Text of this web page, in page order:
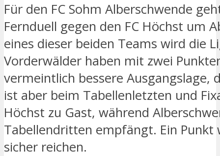
Für den FC Sohm Alberschwende
Fernduell gegen den FC Höchst um
eines dieser beiden Teams wird die
Vorderwälder haben mit zwei
vermeintlich bessere Ausgangslage,
ist aber beim Tabellenletzten und
Höchst zu Gast, während
Tabellendritten empfängt. Ein Punkt
sicher reichen.